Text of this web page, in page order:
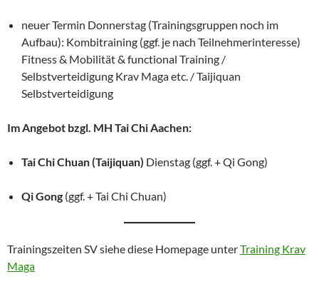
neuer Termin Donnerstag (Trainingsgruppen noch im
Aufbau): Kombitraining (ggf. je nach Teilnehmerinteresse)
Fitness & Mobilität & functional Training /
Selbstverteidigung Krav Maga etc. / Taijiquan
Selbstverteidigung
Im Angebot bzgl. MH Tai Chi Aachen:
Tai Chi Chuan (Taijiquan) Dienstag (ggf. + Qi Gong)
Qi Gong (ggf. + Tai Chi Chuan)
Trainingszeiten SV siehe diese Homepage unterTraining Krav
Maga